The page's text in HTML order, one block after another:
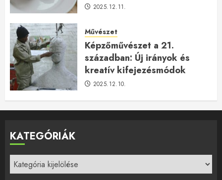
2025.12.11.
Művészet
Képzőművészet a 21.
században: Új irányok és
kreatív kifejezésmódok
2025.12.10.
KATEGÓRIÁK
Kategóriák